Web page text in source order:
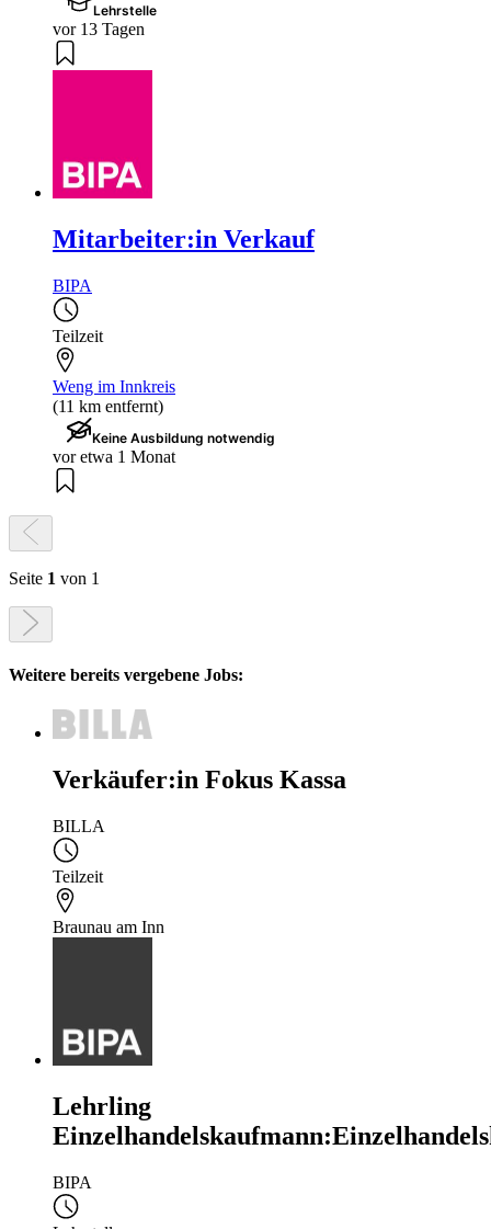
Lehrstelle
vor 13 Tagen
Mitarbeiter:in Verkauf
BIPA
Teilzeit
Weng im Innkreis
(11 km entfernt)
Keine Ausbildung notwendig
vor etwa 1 Monat
Seite 1 von 1
Weitere bereits vergebene Jobs:
Verkäufer:in Fokus Kassa
BILLA
Teilzeit
Braunau am Inn
Lehrling
BIPA